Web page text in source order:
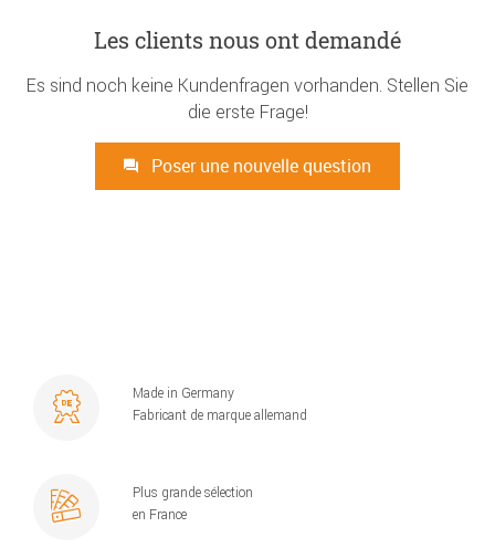
Les clients nous ont demandé
Es sind noch keine Kundenfragen vorhanden. Stellen Sie
die erste Frage!
Poser une nouvelle question
Made in Germany
Fabricant de marque allemand
Plus grande sélection
en France